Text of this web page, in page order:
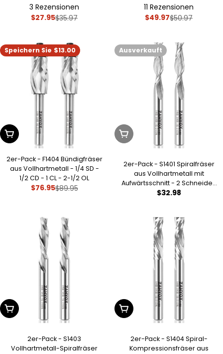
Schnittlänge – 3
Gesamtlänge – F1408
Mit
4.7
von
3 Rezensionen
Verkaufspreis
$27.95Regulärer
$35.97
schneidig, 1-1/2-Zoll-
Durchmesser | mit TiN-
beschichtetem
Mit
5.0
von
11 Rezensionen
Verkaufspreis
$49.97Regulärer
$50.97
Speichern Sie $13.00
In Den Warenkorb Legen
2er-Pack - F1404 Bündigfräser
aus Vollhartmetall - 1/4 SD -
1/2 CD - 1 CL - 2-1/2 OL
Verkaufspreis
$76.95Regulärer
$89.95
Ausverkauft
Ausverkauft
2er-Pack - S1401 Spiralfräser
aus Vollhartmetall mit
Aufwärtsschnitt - 2 Schneiden
- 1/4 SD - 1/4 CD - 1 CL - 2-1/2
Regulärer
$32.98
In Den Warenkorb Legen
2er-Pack - S1403
Vollhartmetall-Spiralfräser
In Den Warenkorb Legen
2er-Pack - S1404 Spiral-
Kompressionsfräser aus